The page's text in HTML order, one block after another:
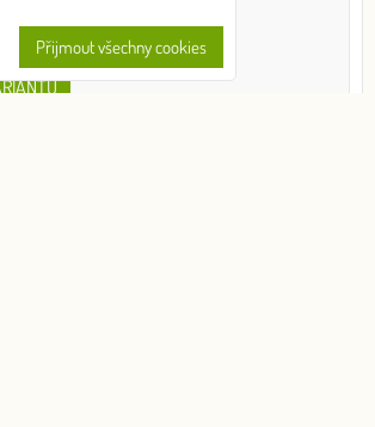
Přijmout všechny cookies